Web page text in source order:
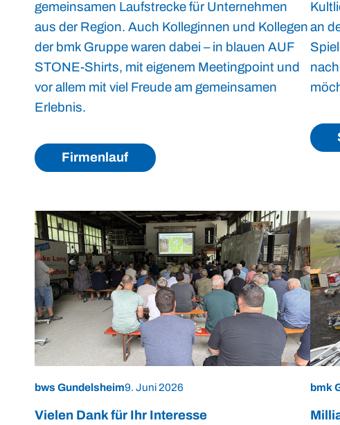
gemeinsamen Laufstrecke für Unternehmen
aus der Region. Auch Kolleginnen und Kollegen
der bmk Gruppe waren dabei – in blauen AUF
STONE-Shirts, mit eigenem Meetingpoint und
vor allem mit viel Freude am gemeinsamen
Erlebnis.
Firmenlauf
an
bws Gundelsheim9. Juni 2026
Vielen Dank für Ihr Interesse
bmk